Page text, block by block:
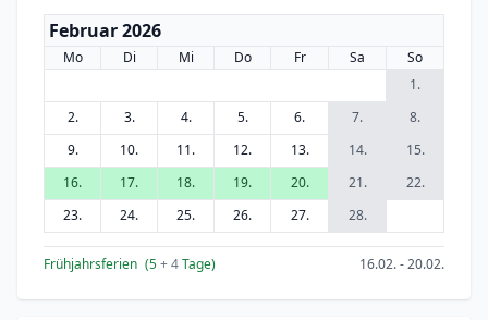
Februar 2026
Mo Di Mi Do Fr Sa
So
1.
2.
3. 4. 5. 6. 7.
8.
9.
10. 11. 12. 13. 14.
15.
16.
17. 18. 19. 20. 21.
22.
23.
24. 25. 26. 27. 28.
Frühjahrsferien (5+ 4Tage) 16.02. - 20.02.